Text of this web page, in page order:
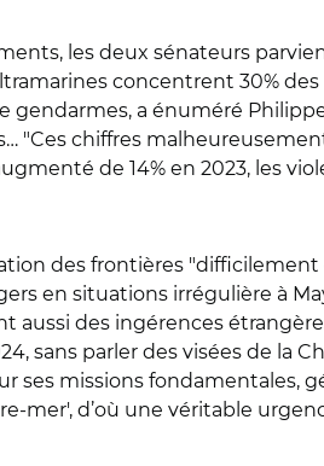
les deux sénateurs
concentrent 30% des
a énuméré
"Ces chiffres
de 14% en 2023, les
des frontières
en situations irrégulière à
aussi des ingérences
sans parler des visées de la
ses missions
mer', d’où une véritable